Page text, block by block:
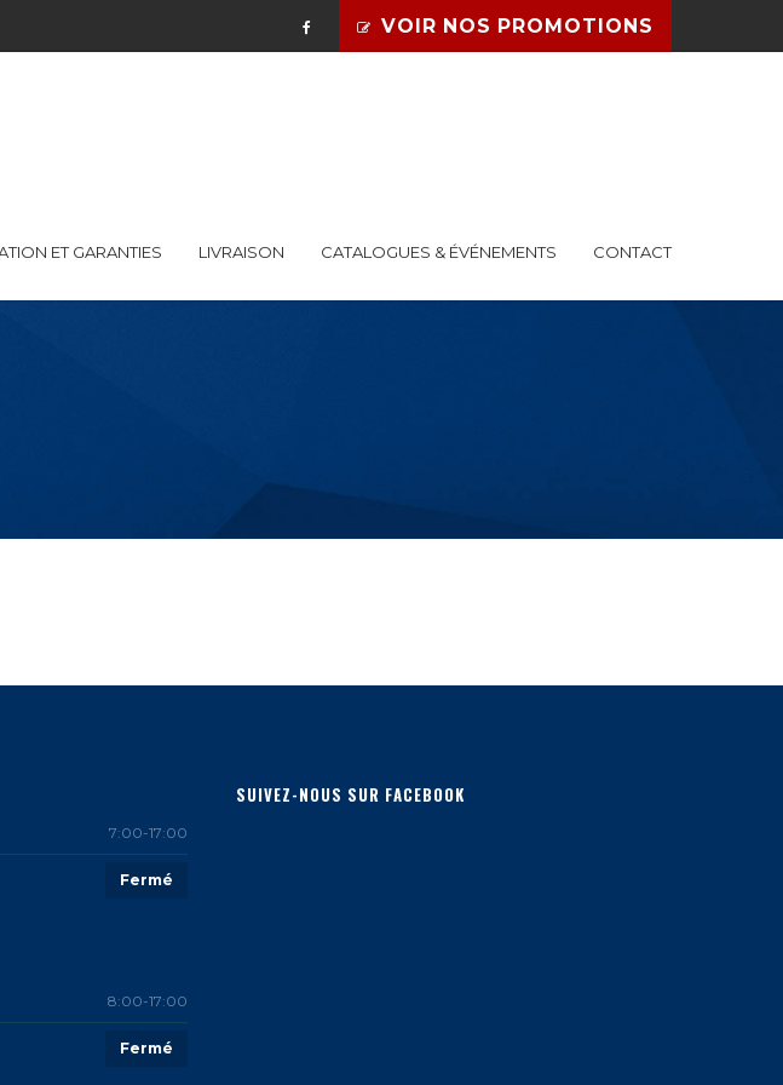
VOIR NOS PROMOTIONS
ET GARANTIES LIVRAISON CATALOGUES & ÉVÉNEMENTS CONTACT
7:00-17:00
Fermé
8:00-17:00
Fermé
SUIVEZ-NOUS SUR FACEBOOK